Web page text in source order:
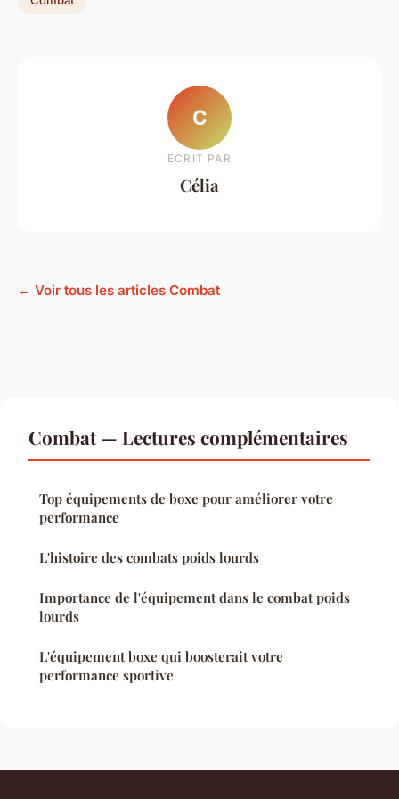
C
ECRIT PAR
Célia
← Voir tous les articles Combat
Combat — Lectures complémentaires
Top équipements de boxe pour améliorer votre
performance
L'histoire des combats poids lourds
Importance de l'équipement dans le combat poids
lourds
L'équipement boxe qui boosterait votre
performance sportive